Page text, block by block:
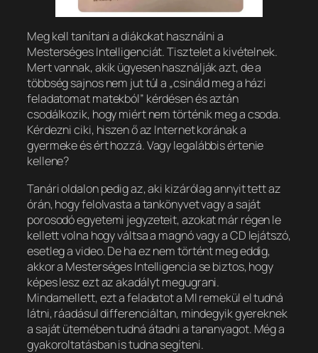
Meg kell tanítani a diákokat használni a
Mesterséges Intelligenciát. Tisztelet a kivételnek.
Mert vannak, akik ügyesen használják azt, de a
többség sajnos nem jut túl a „csináld meg a házi
feladatomat matekból” kérdésen és aztán
csodálkozik, hogy miért nem történik meg a csoda.
Kérdezni ciki, hiszen ő az Internet korának a
gyermeke és ért hozzá. Vagy legalábbis értenie
kellene?
Tanári oldalon pedig az, aki kizárólag annyit tett az
órán, hogy felolvasta a tankönyvet vagy a saját
porosodó egyetemi jegyzeteit, azokat már régen le
kellett volna hogy váltsa a magnó vagy a CD lejátszó,
esetleg a video. De ha ez nem történt meg eddig,
akkor a Mesterséges Intelligencia se biztos, hogy
képes lesz ezt az akadályt megugrani.
Mindamellett, ezt a feladatot a MI remekül el tudná
látni, ráadásul differenciáltan, mindegyik gyereknek
a saját ütemében tudná átadni a tananyagot. Még a
gyakoroltatásban is tudna segíteni.